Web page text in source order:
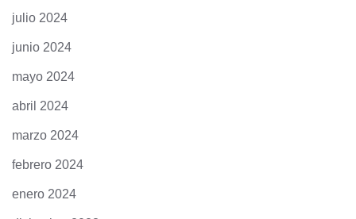
julio 2024
junio 2024
mayo 2024
abril 2024
marzo 2024
febrero 2024
enero 2024